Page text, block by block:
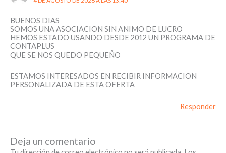
BUENOS DIAS
SOMOS UNA ASOCIACION SIN ANIMO DE LUCRO
HEMOS ESTADO USANDO DESDE 2012 UN PROGRAMA DE
CONTAPLUS
QUE SE NOS QUEDO PEQUEÑO
ESTAMOS INTERESADOS EN RECIBIR INFORMACION
PERSONALIZADA DE ESTA OFERTA
Responder
Deja un comentario